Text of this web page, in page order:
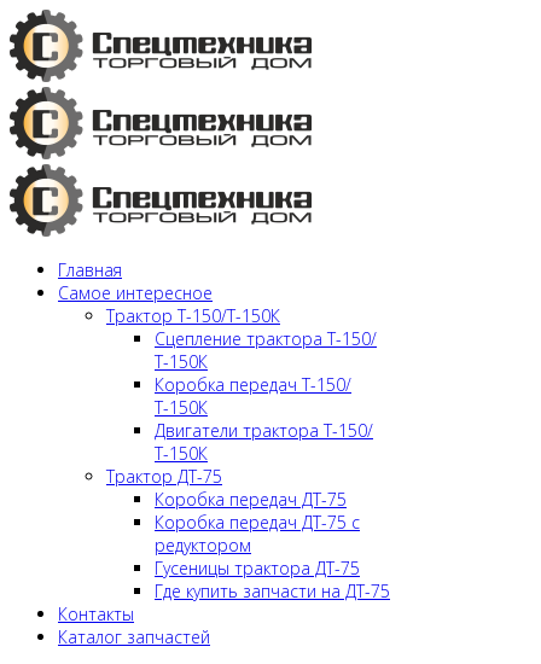
Главная
Самое интересное
Трактор Т-150/Т-150К
Сцепление трактора Т-150/
Т-150К
Коробка передач Т-150/
Т-150К
Двигатели трактора Т-150/
Т-150К
Трактор ДТ-75
Коробка передач ДТ-75
Коробка передач ДТ-75 с
редуктором
Гусеницы трактора ДТ-75
Где купить запчасти на ДТ-75
Контакты
Каталог запчастей